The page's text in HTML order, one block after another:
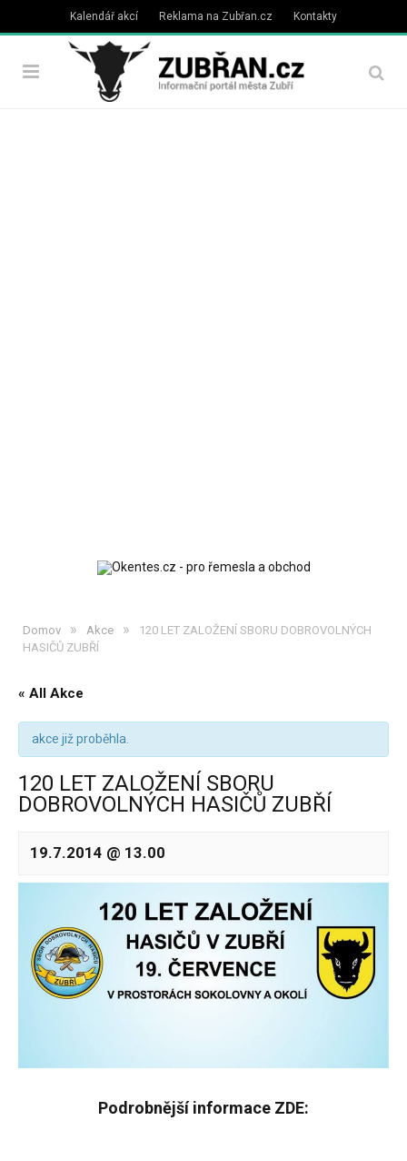
Kalendář akcí Reklama na Zubřan.cz Kontakty
Domov » Akce »
120 LET ZALOŽENÍ SBORU DOBROVOLNÝCH
HASIČŮ ZUBŘÍ
« All Akce
akce již proběhla.
120 LET ZALOŽENÍ SBORU
DOBROVOLNÝCH HASIČŮ ZUBŘÍ
19.7.2014 @ 13.00
Podrobnější informace ZDE: